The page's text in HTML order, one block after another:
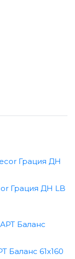
Грация ДН LB
Баланс 61x160